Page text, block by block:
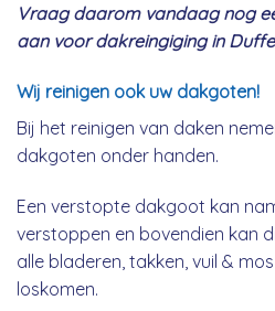
Vraag daarom vandaag nog
aan voor dakreingiging in
Wij reinigen ook uw dakgoten!
Bij het reinigen van daken
dakgoten onder handen.
Een verstopte dakgoot kan
verstoppen en bovendien kan
alle bladeren, takken, vuil &
loskomen.